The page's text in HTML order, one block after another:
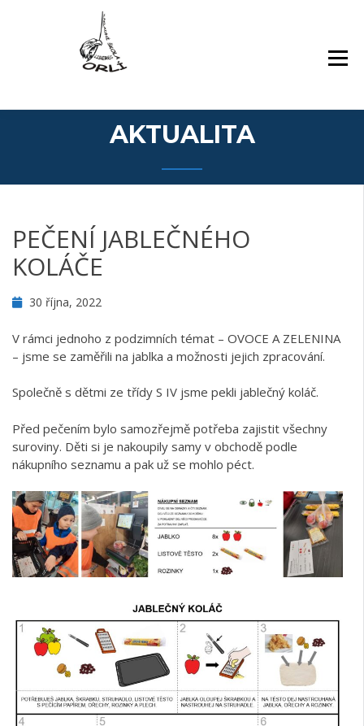
AKTUALITA
PEČENÍ JABLEČNÉHO
KOLÁČE
30 října, 2022
V rámci jednoho z podzimních témat – OVOCE A ZELENINA
– jsme se zaměřili na jablka a možnosti jejich zpracování.
Společně s dětmi ze třídy S IV jsme pekli jablečný koláč.
Před pečením bylo samozřejmě potřeba zajistit všechny
suroviny. Děti si je nakoupily samy v obchodě podle
nákupního seznamu a pak už se mohlo péct.